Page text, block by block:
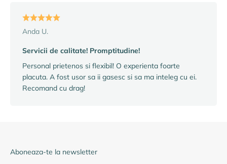
Anda U.
Servicii de calitate! Promptitudine!
Personal prietenos si flexibil! O experienta foarte
placuta. A fost usor sa ii gasesc si sa ma inteleg cu ei.
Recomand cu drag!
Aboneaza-te la newsletter